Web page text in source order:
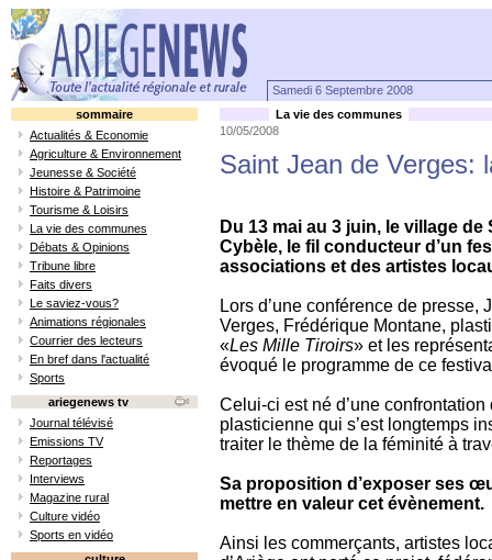
Samedi 6 Septembre 2008
sommaire
Actualités & Economie
Agriculture & Environnement
Jeunesse & Société
Histoire & Patrimoine
Tourisme & Loisirs
La vie des communes
Débats & Opinions
Tribune libre
Faits divers
Le saviez-vous?
Animations régionales
Courrier des lecteurs
En bref dans l'actualité
Sports
ariegenews tv
Journal télévisé
Emissions TV
Reportages
Interviews
Magazine rural
Culture vidéo
Sports en vidéo
La vie des communes
10/05/2008
Saint Jean de Verges:
Du 13 mai au 3 juin, le village
Cybèle, le fil conducteur d’un
associations et des artistes
Lors d’une conférence de
Verges, Frédérique Montane,
«Les Mille Tiroirs» et les
évoqué le programme de ce
Celui-ci est né d’une
plasticienne qui s’est longtemps
traiter le thème de la féminité à
Sa proposition d’exposer ses
mettre en valeur cet évènement.
Ainsi les commerçants, artistes